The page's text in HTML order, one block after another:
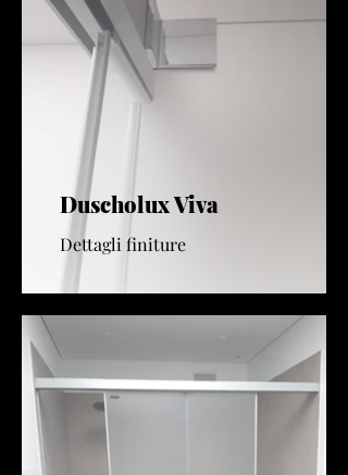
Duscholux Viva
Dettagli finiture